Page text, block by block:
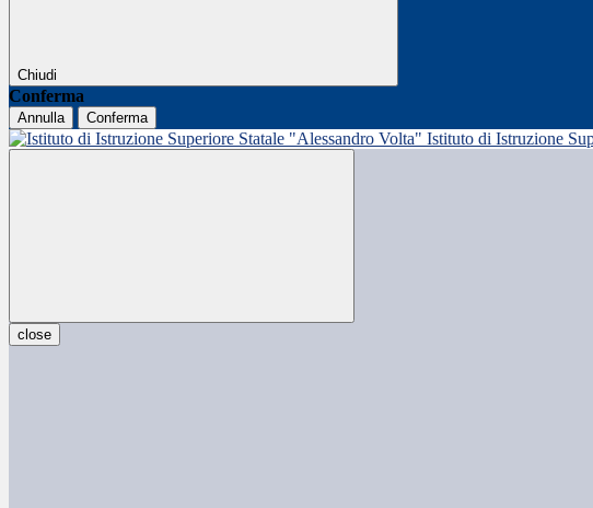
Chiudi
Conferma
Annulla Conferma
Istituto di Istruzione
close